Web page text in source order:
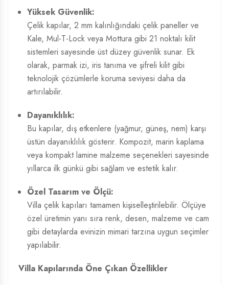
Yüksek Güvenlik:
Çelik kapılar, 2 mm kalınlığındaki çelik paneller ve
Kale, Mul-T-Lock veya Mottura gibi 21 noktalı kilit
sistemleri sayesinde üst düzey güvenlik sunar. Ek
olarak, parmak izi, iris tanıma ve şifreli kilit gibi
teknolojik çözümlerle koruma seviyesi daha da
artırılabilir.
Dayanıklılık:
Bu kapılar, dış etkenlere (yağmur, güneş, nem) karşı
üstün dayanıklılık gösterir. Kompozit, marin kaplama
veya kompakt lamine malzeme seçenekleri sayesinde
yıllarca ilk günkü gibi sağlam ve estetik kalır.
Özel Tasarım ve Ölçü:
Villa çelik kapıları tamamen kişiselleştirilebilir. Ölçüye
özel üretimin yanı sıra renk, desen, malzeme ve cam
gibi detaylarda evinizin mimari tarzına uygun seçimler
yapılabilir.
Villa Kapılarında Öne Çıkan Özellikler